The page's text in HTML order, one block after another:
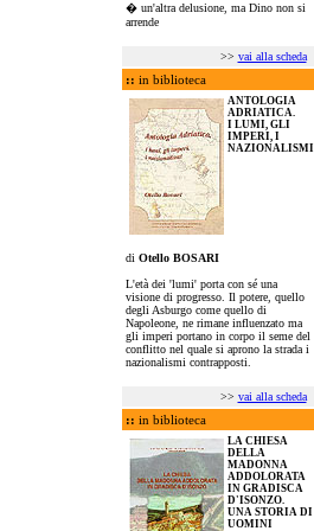
� un'altra delusione, ma Dino non si
arrende
>> vai alla scheda
:: in biblioteca
ANTOLOGIA
ADRIATICA.
I LUMI, GLI
IMPERI, I
NAZIONALISMI
di Otello BOSARI
L'età dei 'lumi' porta con sé una
visione di progresso. Il potere, quello
degli Asburgo come quello di
Napoleone, ne rimane influenzato ma
gli imperi portano in corpo il seme del
conflitto nel quale si aprono la strada i
nazionalismi contrapposti.
>> vai alla scheda
:: in biblioteca
LA CHIESA
DELLA
MADONNA
ADDOLORATA
IN GRADISCA
D'ISONZO.
UNA STORIA DI
UOMINI